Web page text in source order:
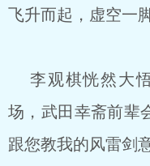
飞升而起，虚空一
李观棋恍然大
场，武田幸斋前辈
跟您教我的风雷剑